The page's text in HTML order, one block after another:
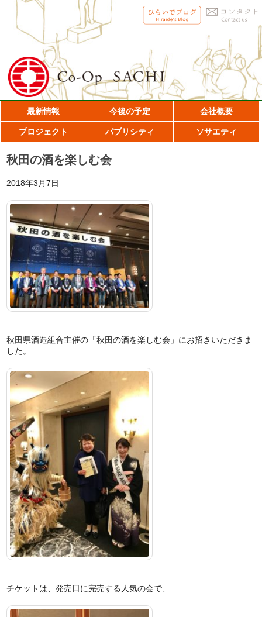
最新情報 今後の予定 会社概要
プロジェクト パブリシティ ソサエティ
秋田の酒を楽しむ会
2018年3月7日
秋田県酒造組合主催の「秋田の酒を楽しむ会」にお招きいただきま
した。
チケットは、発売日に完売する人気の会で、